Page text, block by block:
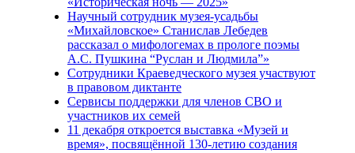
Научный сотрудник музея-усадьбы
«Михайловское» Станислав Лебедев
рассказал о мифологемах в прологе поэмы
А.С. Пушкина “Руслан и Людмила”»
Сотрудники Краеведческого музея участвуют
в правовом диктанте
Сервисы поддержки для членов СВО и
участников их семей
11 декабря откроется выставка «Музей и
время», посвящённой 130-летию создания